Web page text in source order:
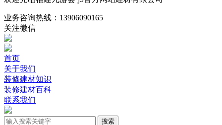
业务咨询热线： 13906090165
关注微信
首页
关于我们
装修建材知识
装修建材百科
联系我们